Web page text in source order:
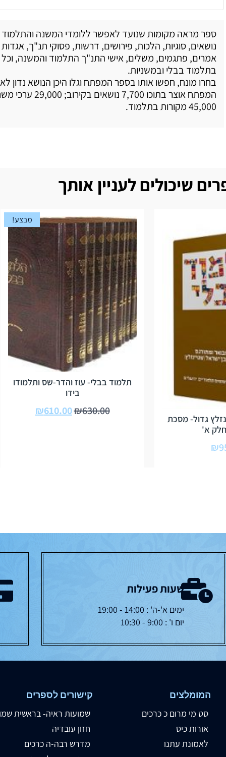
ספר מראה מקומות שנועד לאפשר ללומדי המשנה
נושאים, סוגיות, הלכות, פירושים, דרשות, פסוקי תנ"ך,
אמרים, פתגמים, משלים, אישי התנ"ך התלמוד והמשנה, וכל
בתלמוד בבלי ובמשניות.
בחרו מונח, חפשו אותו בספר המפתח וגלו היכן הנושא נדון
המפתח אוצר בתוכו 7,700
45,000 מקורות בתלמוד.
שיכולים לעניין אותך
גדול- מסכת
חלק א'
₪
מבצע!
תלמוד בבלי- עוז והדר-שס ותלמודו
בידו
₪630.00
₪610.00
שעות פעילות
ימים א'-ה' : 14:00 - 19:00
יום ו' : 9:00 - 10:30
המומלצים
סט מי מרום כ כרכים
אורות כיס
לאמונת עתנו
קישורים לספרים
שמועות ראיה- בראשית
חזון עובדיה
מדרש רבה-ה כרכים